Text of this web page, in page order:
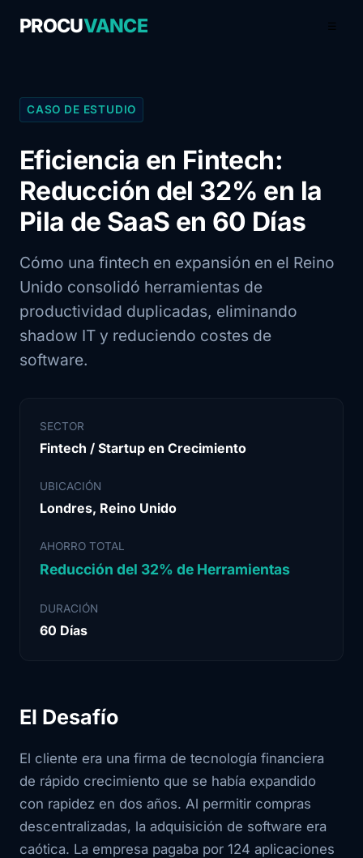
PROCUVANCE ☰
CASO DE ESTUDIO
Eficiencia en Fintech:
Reducción del 32% en la
Pila de SaaS en 60 Días
Cómo una fintech en expansión en el Reino
Unido consolidó herramientas de
productividad duplicadas, eliminando
shadow IT y reduciendo costes de
software.
SECTOR
Fintech / Startup en Crecimiento
UBICACIÓN
Londres, Reino Unido
AHORRO TOTAL
Reducción del 32% de Herramientas
DURACIÓN
60 Días
El Desafío
El cliente era una firma de tecnología financiera
de rápido crecimiento que se había expandido
con rapidez en dos años. Al permitir compras
descentralizadas, la adquisición de software era
caótica. La empresa pagaba por 124 aplicaciones